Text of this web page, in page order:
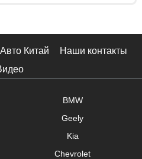
Авто Китай
Наши контакты
BMW
Geely
Kia
Chevrolet